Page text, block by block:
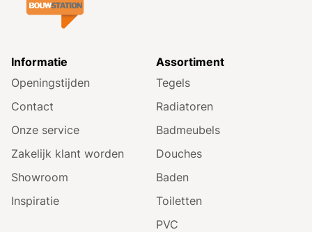
Informatie
Openingstijden
Contact
Onze service
Zakelijk klant worden
Showroom
Inspiratie
Assortiment
Tegels
Radiatoren
Badmeubels
Douches
Baden
Toiletten
PVC